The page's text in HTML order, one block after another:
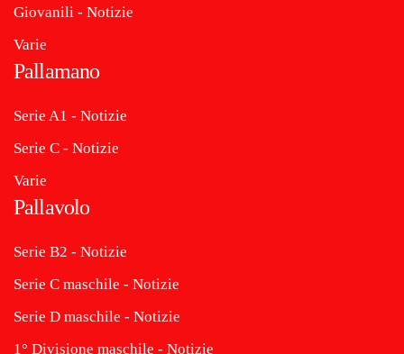
Giovanili - Notizie
Varie
Pallamano
Serie A1 - Notizie
Serie C - Notizie
Varie
Pallavolo
Serie B2 - Notizie
Serie C maschile - Notizie
Serie D maschile - Notizie
1° Divisione maschile - Notizie